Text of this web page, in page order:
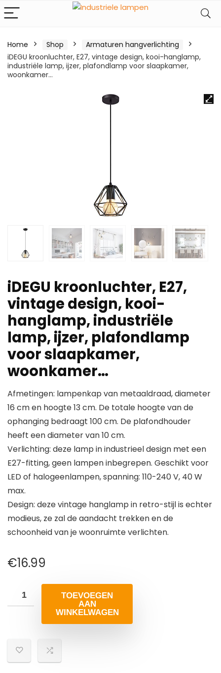
Home Shop
Armaturen hangverlichting
iDEGU kroonluchter, E27, vintage design, kooi-hanglamp,
industriële lamp, ijzer, plafondlamp voor slaapkamer,
woonkamer…
iDEGU kroonluchter, E27,
vintage design, kooi-
hanglamp, industriële
lamp, ijzer, plafondlamp
voor slaapkamer,
woonkamer…
Afmetingen: lampenkap van metaaldraad, diameter
16 cm en hoogte 13 cm. De totale hoogte van de
ophanging bedraagt 100 cm. De plafondhouder
heeft een diameter van 10 cm.
Verlichting: deze lamp in industrieel design met een
E27-fitting, geen lampen inbegrepen. Geschikt voor
LED of halogeenlampen, spanning: 110-240 V, 40 W
max.
Design: deze vintage hanglamp in retro-stijl is echter
modieus, ze zal de aandacht trekken en de
schoonheid van je woonruimte verlichten.
€16.99
TOEVOEGEN
AAN
WINKELWAGEN